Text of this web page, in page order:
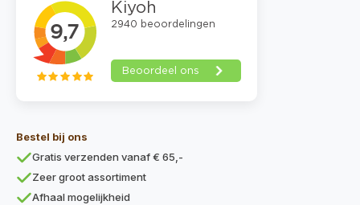
Bestel bij ons
Gratis verzenden vanaf € 65,-
Zeer groot assortiment
Afhaal mogelijkheid